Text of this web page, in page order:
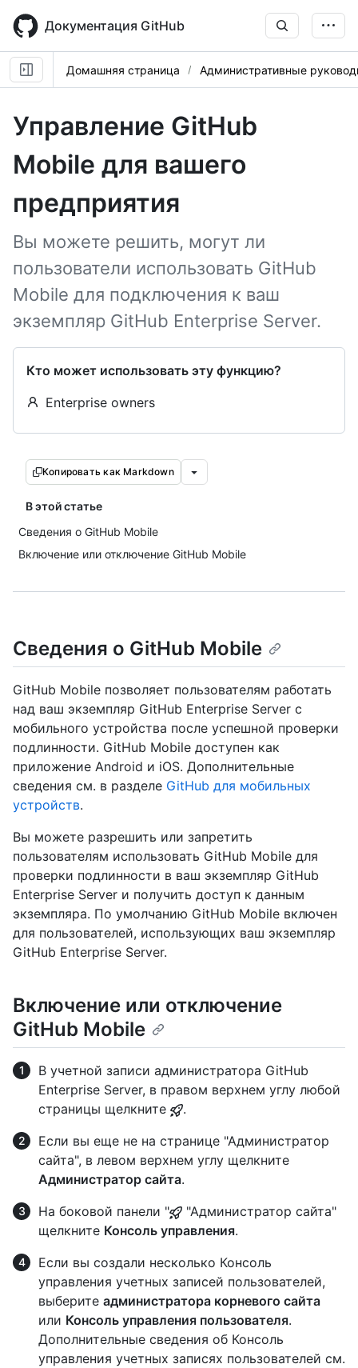
main
content
Документация GitHub
Домашняя страница Административные
Управление GitHub
Mobile для вашего
предприятия
Вы можете решить, могут ли
пользователи использовать GitHub
Mobile для подключения к ваш
экземпляр GitHub Enterprise Server.
Кто может использовать эту функцию?
Enterprise owners
Копировать как Markdown
В этой статье
Сведения о GitHub Mobile
Включение или отключение GitHub Mobile
Сведения о GitHub Mobile
GitHub Mobile позволяет пользователям работать
над ваш экземпляр GitHub Enterprise Server с
мобильного устройства после успешной проверки
подлинности. GitHub Mobile доступен как
приложение Android и iOS. Дополнительные
сведения см. в разделе GitHub для мобильных
устройств.
Вы можете разрешить или запретить
пользователям использовать GitHub Mobile для
проверки подлинности в ваш экземпляр GitHub
Enterprise Server и получить доступ к данным
экземпляра. По умолчанию GitHub Mobile включен
для пользователей, использующих ваш экземпляр
GitHub Enterprise Server.
Включение или отключение
GitHub Mobile
В учетной записи администратора GitHub
Enterprise Server, в правом верхнем углу любой
страницы щелкните
.
Если вы еще не на странице "Администратор
сайта", в левом верхнем углу щелкните
Администратор сайта.
На боковой панели "
"Администратор сайта"
щелкните Консоль управления.
Если вы создали несколько Консоль
управления учетных записей пользователей,
выберите администратора корневого сайта
или Консоль управления пользователя.
Дополнительные сведения об Консоль
управления учетных записях пользователей см.